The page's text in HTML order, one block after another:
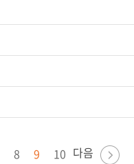
8 9 10 다음